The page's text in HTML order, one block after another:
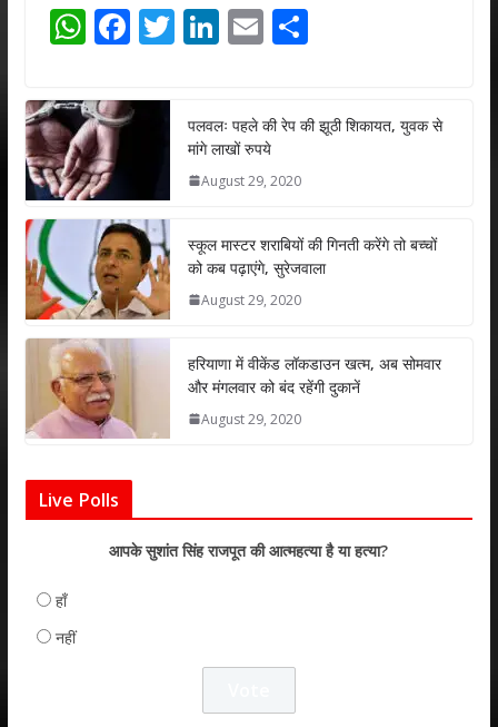
W
at
s
A
p
p
F
e
b
o
k
T
er
Li
e
dI
n
E
l
S
e
पलवलः पहले की रेप की झूठी शिकायत, युवक से
मांगे लाखों रुपये
August 29, 2020
स्कूल मास्टर शराबियों की गिनती करेंगे तो बच्चों
को कब पढ़ाएंगे, सुरेजवाला
August 29, 2020
हरियाणा में वीकेंड लॉकडाउन खत्म, अब सोमवार
और मंगलवार को बंद रहेंगी दुकानें
August 29, 2020
Live Polls
आपके सुशांत सिंह राजपूत की आत्महत्या है या हत्या?
हाँ
नहीं